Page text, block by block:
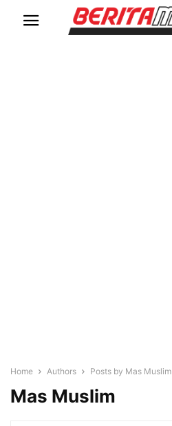
Home Authors Posts by Mas Muslim
Mas Muslim